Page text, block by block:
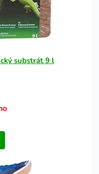
substrát 9 l